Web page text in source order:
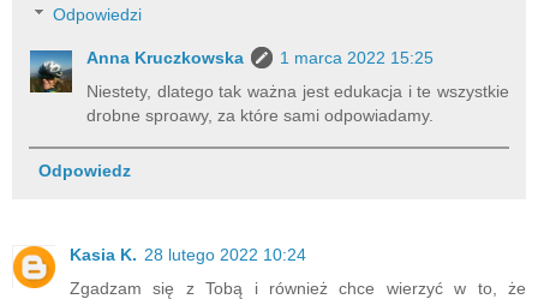
Odpowiedzi
Anna Kruczkowska
1 marca 2022 15:25
Niestety, dlatego tak ważna jest edukacja i te wszystkie
drobne sproawy, za które sami odpowiadamy.
Odpowiedz
Kasia K. 28 lutego 2022 10:24
Zgadzam się z Tobą i również chce wierzyć w to, że